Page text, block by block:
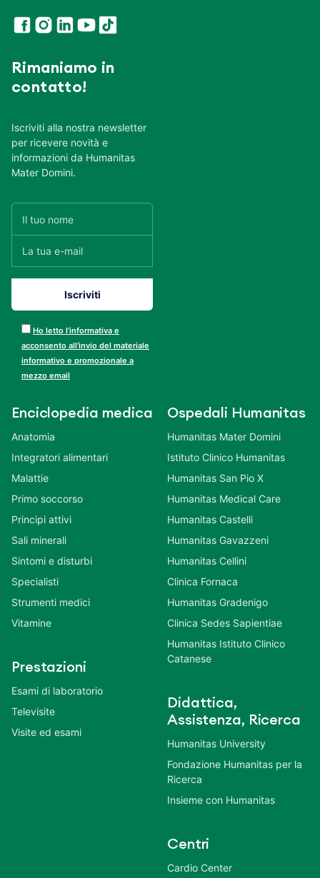
Rimaniamo in
contatto!
Iscriviti alla nostra newsletter
per ricevere novità e
informazioni da Humanitas
Mater Domini.
Ho letto l’informativa e
acconsento all’invio del materiale
informativo e promozionale a
mezzo email
Enciclopedia medica
Anatomia
Integratori alimentari
Malattie
Primo soccorso
Principi attivi
Sali minerali
Sintomi e disturbi
Specialisti
Strumenti medici
Vitamine
Prestazioni
Esami di laboratorio
Televisite
Visite ed esami
Ospedali Humanitas
Humanitas Mater Domini
Istituto Clinico Humanitas
Humanitas San Pio X
Humanitas Medical Care
Humanitas Castelli
Humanitas Gavazzeni
Humanitas Cellini
Clinica Fornaca
Humanitas Gradenigo
Clinica Sedes Sapientiae
Humanitas Istituto Clinico
Catanese
Didattica,
Assistenza, Ricerca
Humanitas University
Fondazione Humanitas per la
Ricerca
Insieme con Humanitas
Centri
Cardio Center